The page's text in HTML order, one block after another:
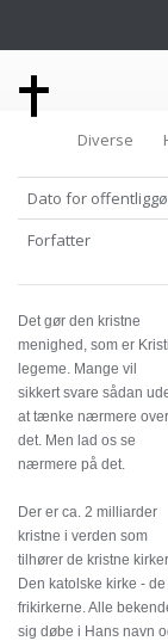
Diverse
Dato for
Forfatter
Det gør den kristne
menighed, som er Kristi
legeme. Mange vil
sikkert svare sådan
at tænke nærmere over
det. Men lad os se
nærmere på det.
Der er ca. 2 milliarder
kristne i verden som
tilhører de kristne
Den katolske kirke -
frikirkerne. Alle
sig døbe i Hans navn